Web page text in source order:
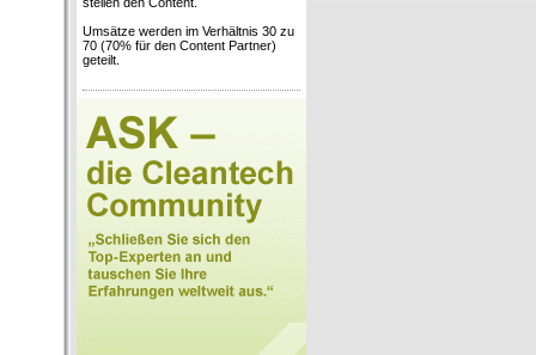
Umsätze werden im Verhältnis 30 zu
70 (70% für den Content Partner)
geteilt.